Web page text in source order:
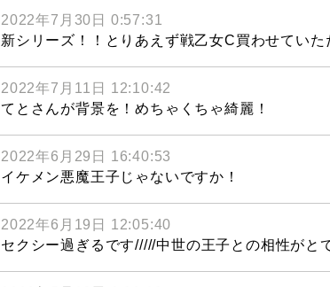
2022年7月30日 0:57:31
新シリーズ！！とりあえず戦乙女C買わせてい
2022年7月11日 12:10:42
てとさんが背景を！めちゃくちゃ綺麗！
2022年6月29日 16:40:53
イケメン悪魔王子じゃないですか！
2022年6月19日 12:05:40
セクシー過ぎるです/////中世の王子との相性がと